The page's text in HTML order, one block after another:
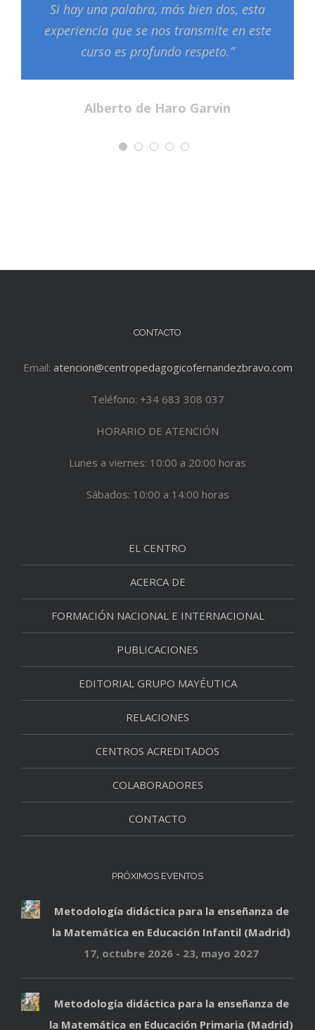
Si hay una palabra, más bien dos, esta
experiencia que se nos transmite en este
curso es profundo respeto.”
Alberto de Haro Garvin
CONTACTO
Email: atencion@centropedagogicofernandezbravo.com
Teléfono: +34 683 308 037
HORARIO DE ATENCIÓN
Lunes a viernes: 10:00 a 20:00 horas
Sábados: 10:00 a 14:00 horas
EL CENTRO
ACERCA DE
FORMACIÓN NACIONAL E INTERNACIONAL
PUBLICACIONES
EDITORIAL GRUPO MAYÉUTICA
RELACIONES
CENTROS ACREDITADOS
COLABORADORES
CONTACTO
PRÓXIMOS EVENTOS
Metodología didáctica para la enseñanza de
la Matemática en Educación Infantil (Madrid)
17, octubre 2026 - 23, mayo 2027
Metodología didáctica para la enseñanza de
la Matemática en Educación Primaria (Madrid)